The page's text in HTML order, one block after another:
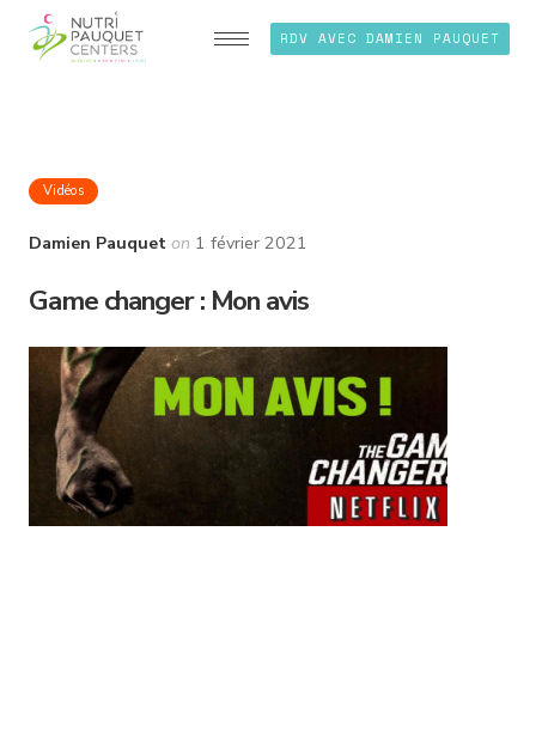
RDV AVEC DAMIEN PAUQUET
Vidéos
Damien Pauquet on 1 février 2021
Game changer : Mon avis